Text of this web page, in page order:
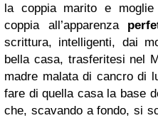
la coppia marito e moglie
coppia all’apparenza
scrittura, intelligenti, dai
bella casa, trasferitesi nel
madre malata di cancro di
fare di quella casa la base
che, scavando a fondo, si